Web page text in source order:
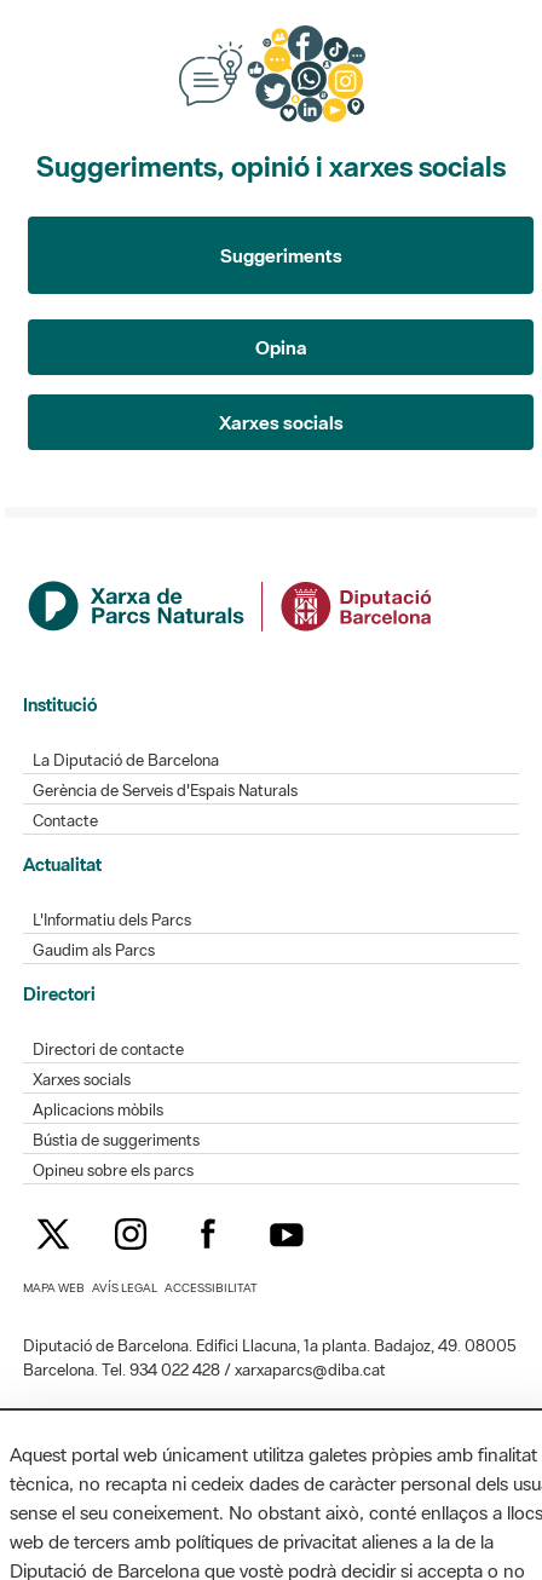
Suggeriments, opinió i xarxes socials
Suggeriments
Opina
Xarxes socials
Institució
La Diputació de Barcelona
Gerència de Serveis d'Espais Naturals
Contacte
Actualitat
L'Informatiu dels Parcs
Gaudim als Parcs
Directori
Directori de contacte
Xarxes socials
Aplicacions mòbils
Bústia de suggeriments
Opineu sobre els parcs
MAPA WEB AVÍS LEGAL ACCESSIBILITAT
Diputació de Barcelona. Edifici Llacuna, 1a planta. Badajoz, 49. 08005
Barcelona. Tel. 934 022 428 / xarxaparcs@diba.cat
Aquest portal web únicament utilitza galetes pròpies amb finalitat
tècnica, no recapta ni cedeix dades de caràcter personal dels
sense el seu coneixement. No obstant això, conté enllaços a llocs
web de tercers amb polítiques de privacitat alienes a la de la
Diputació de Barcelona que vostè podrà decidir si accepta o no